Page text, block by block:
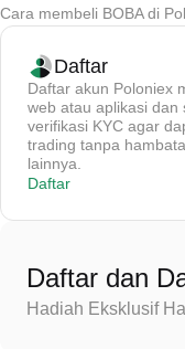
Cara membeli BOBA di
Daftar
Daftar akun Poloniex
web atau aplikasi dan
verifikasi KYC agar
trading tanpa
lainnya.
Daftar
Daftar dan
Hadiah Eksklusif